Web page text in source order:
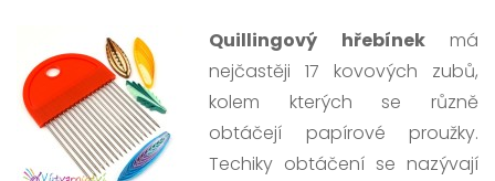
Quillingový hřebínekmá
nejčastěji 17 kovových zubů,
kolem kterých se různě
obtáčejí papírové proužky.
Techiky obtáčení se nazývají